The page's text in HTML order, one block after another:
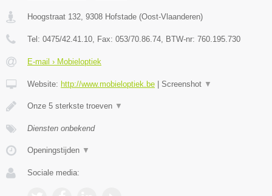
Hoogstraat 132, 9308 Hofstade (Oost-Vlaanderen)
Tel: 0475/42.41.10, Fax: 053/70.86.74, BTW-nr: 760.195.730
E-mail › Mobieloptiek
Website: http://www.mobieloptiek.be Screenshot ▼
Onze 5 sterkste troeven ▼
Diensten onbekend
Openingstijden ▼
Sociale media: